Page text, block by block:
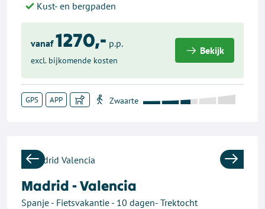
Kust- en bergpaden
vanaf 1270,- p.p.
excl. bijkomende kosten
Bekijk
GPS APP
Previous Next
Madrid - Valencia
Spanje - Fietsvakantie - 10 dagen- Trektocht